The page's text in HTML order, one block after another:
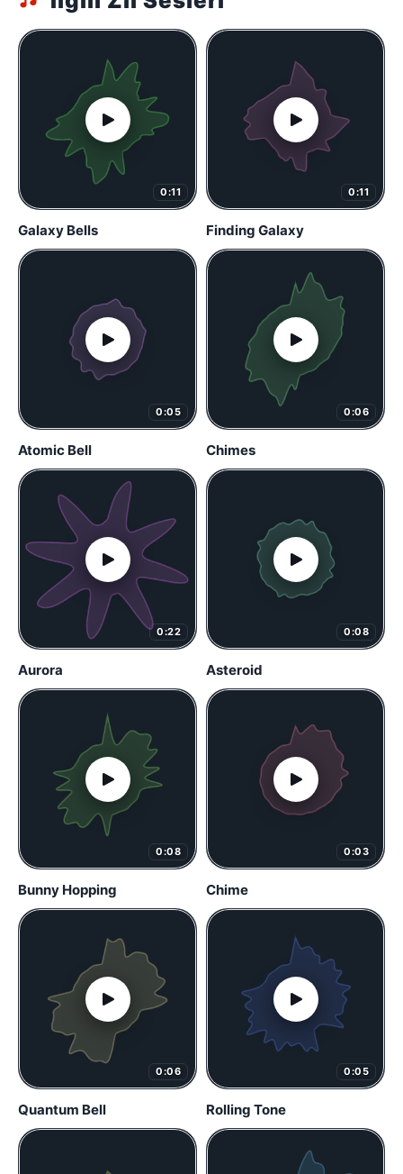
0:11
Galaxy Bells
0:11
Finding Galaxy
0:05
Atomic Bell
0:06
Chimes
0:22
Aurora
0:08
Asteroid
0:08
Bunny Hopping
0:03
Chime
0:06
Quantum Bell
0:05
Rolling Tone